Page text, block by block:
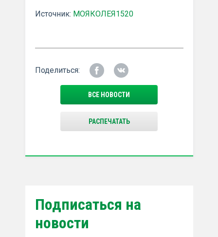
Источник: МОЯКОЛЕЯ1520
Поделиться:
ВСЕ НОВОСТИ
РАСПЕЧАТАТЬ
Подписаться на
новости